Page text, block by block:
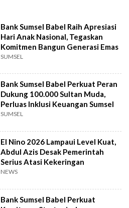
Bank Sumsel Babel Raih Apresiasi
Hari Anak Nasional, Tegaskan
Komitmen Bangun Generasi Emas
SUMSEL
Bank Sumsel Babel Perkuat Peran
Dukung 100.000 Sultan Muda,
Perluas Inklusi Keuangan Sumsel
SUMSEL
El Nino 2026 Lampaui Level Kuat,
Abdul Azis Desak Pemerintah
Serius Atasi Kekeringan
NEWS
Bank Sumsel Babel Perkuat